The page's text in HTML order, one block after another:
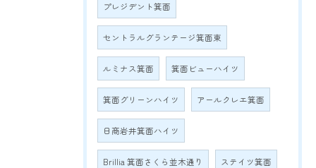
プレジデント箕面
セントラルグランテージ箕面東
ルミナス箕面 箕面ビューハイツ
箕面グリーンハイツ アールクレエ箕面
日商岩井箕面ハイツ
Brillia 箕面さくら並木通り ステイツ箕面